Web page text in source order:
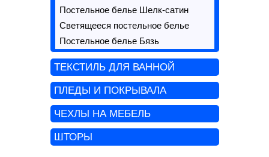
Постельное белье Шелк-сатин
Светящееся постельное белье
Постельное белье Бязь
ТЕКСТИЛЬ ДЛЯ ВАННОЙ
ПЛЕДЫ И ПОКРЫВАЛА
ЧЕХЛЫ НА МЕБЕЛЬ
ШТОРЫ